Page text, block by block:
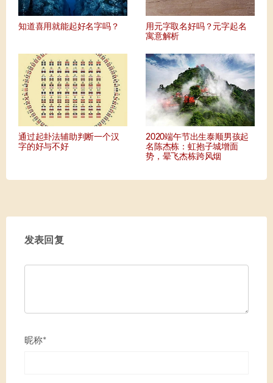
知道喜用就能起好名字吗？
用元字取名好吗？元字起名
寓意解析
通过起卦法辅助判断一个汉
字的好与不好
2020端午节出生泰顺男孩起
名陈杰栋：虹抱子城增面
势，晕飞杰栋跨风烟
发表回复
昵称*